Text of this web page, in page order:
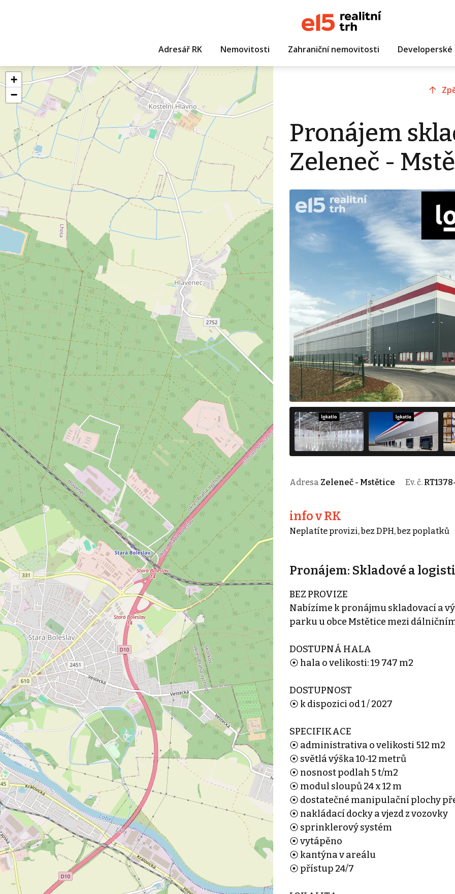
Adresář RK Nemovitosti Zahraniční nemovitosti
+
−
Pronájem
Zeleneč -
Adresa Zeleneč - Mstětice Ev. č.
info v RK
Neplatíte provizi, bez DPH, bez poplatků
Pronájem: Skladové a
BEZ PROVIZE
Nabízíme k pronájmu skladovací a
parku u obce Mstětice mezi
DOSTUPNÁ HALA
⦿ hala o velikosti: 19 747 m2
DOSTUPNOST
⦿ k dispozici od 1 / 2027
SPECIFIKACE
⦿ administrativa o velikosti 512 m2
⦿ světlá výška 10-12 metrů
⦿ nosnost podlah 5 t/m2
⦿ modul sloupů 24 x 12 m
⦿ dostatečné manipulační plochy
⦿ nakládací docky a vjezd z vozovky
⦿ sprinklerový systém
⦿ vytápěno
⦿ kantýna v areálu
⦿ přístup 24/7